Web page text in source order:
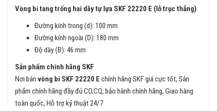
Vòng bi tang trống hai dãy tự lựa SKF 22220 E (lỗ trục thẳng)
Đường kính trong (d): 100 mm
Đường kính ngoài (D): 180 mm
Độ dày (B): 46 mm
Sản phẩm chính hãng SKF
Nơi bán vòng bi SKF 22220 E chính hãng SKF giá cực tốt, Sản
phẩm chính hãng đầy đủ CO,CQ, bảo hành chính hãng, Giao hàng
toàn quốc, Hỗ trợ kỹ thuật 24/7